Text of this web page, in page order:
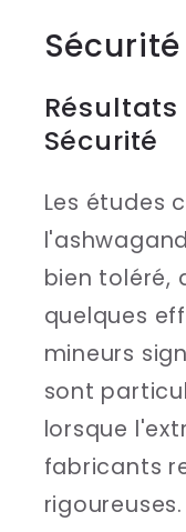
Sécurité
Les études
bien toléré,
quelques
mineurs
sont
lorsque
fabricants
rigoureuses.